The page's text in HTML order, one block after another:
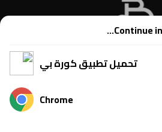
Copyright © 2021 Kora B,
Continue in...
تحميل تطبيق كورة بي
Chrome